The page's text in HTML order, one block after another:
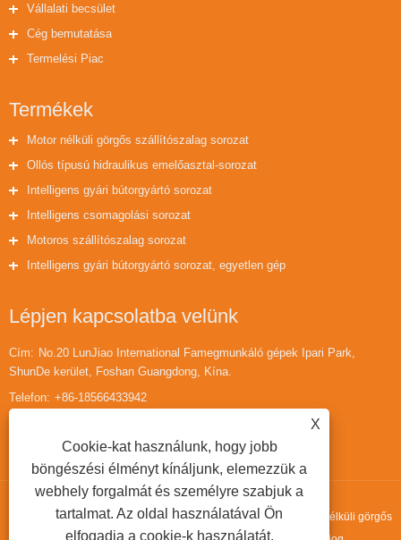
Vállalati becsület
Cég bemutatása
Termelési Piac
Termékek
Motor nélküli görgős szállítószalag sorozat
Ollós típusú hidraulikus emelőasztal-sorozat
Intelligens gyári bútorgyártó sorozat
Intelligens csomagolási sorozat
Motoros szállítószalag sorozat
Intelligens gyári bútorgyártó sorozat, egyetlen gép
Lépjen kapcsolatba velünk
Cím: No.20 LunJiao International Famegmunkáló gépek Ipari Park,
ShunDe kerület, Foshan Guangdong, Kína.
Telefon: +86-18566433942
Copyright © 2022 Guangdong Fortran Machinery Co.,ltd. - Motor nélküli görgős
X
Cookie-kat használunk, hogy jobb
böngészési élményt kínáljunk, elemezzük a
webhely forgalmát és személyre szabjuk a
tartalmat. Az oldal használatával Ön
elfogadja a cookie-k használatát.